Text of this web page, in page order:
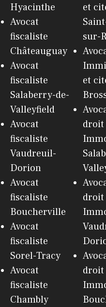
Hyacinthe
Avocat
fiscaliste
Châteauguay
Avocat
fiscaliste
Salaberry-de-
Valleyfield
Avocat
fiscaliste
Vaudreuil-
Dorion
Avocat
fiscaliste
Boucherville
Avocat
fiscaliste
Sorel-Tracy
Avocat
fiscaliste
Chambly
et
sur-
et
droit
droit
droit